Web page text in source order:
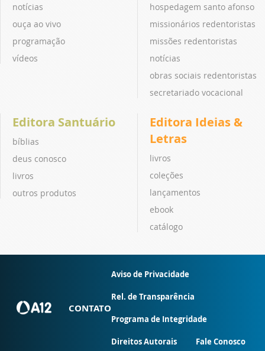
notícias
ouça ao vivo
programação
vídeos
hospedagem santo afonso
missionários redentoristas
missões redentoristas
notícias
obras sociais redentoristas
secretariado vocacional
Editora Santuário
bíblias
deus conosco
livros
outros produtos
Editora Ideias &
Letras
livros
coleções
lançamentos
ebook
catálogo
CONTATO
Aviso de Privacidade
Rel. de Transparência
Programa de Integridade
Direitos Autorais Fale Conosco